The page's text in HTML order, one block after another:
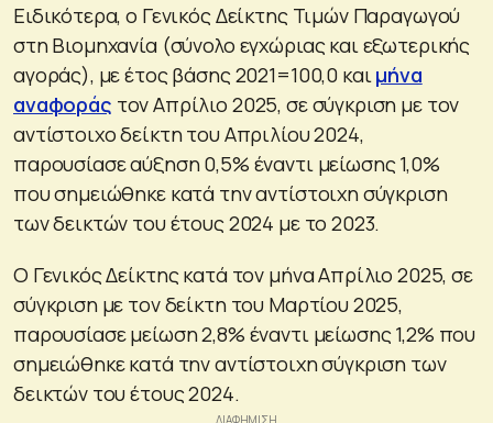
Ειδικότερα, ο Γενικός Δείκτης Τιμών Παραγωγού
στη Βιομηχανία (σύνολο εγχώριας και εξωτερικής
αγοράς), με έτος βάσης 2021=100,0 και μήνα
αναφοράς τον Απρίλιο 2025, σε σύγκριση με τον
αντίστοιχο δείκτη του Απριλίου 2024,
παρουσίασε αύξηση 0,5% έναντι μείωσης 1,0%
που σημειώθηκε κατά την αντίστοιχη σύγκριση
των δεικτών του έτους 2024 με το 2023.
Ο Γενικός Δείκτης κατά τον μήνα Απρίλιο 2025, σε
σύγκριση με τον δείκτη του Μαρτίου 2025,
παρουσίασε μείωση 2,8% έναντι μείωσης 1,2% που
σημειώθηκε κατά την αντίστοιχη σύγκριση των
δεικτών του έτους 2024.